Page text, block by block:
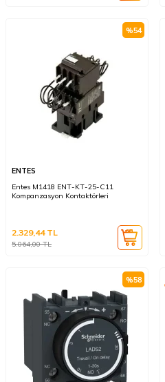
%54
ENTES
Entes M1418 ENT-KT-25-C11
Kompanzasyon Kontaktörleri
5.064,00TL
2.329,44TL
%58